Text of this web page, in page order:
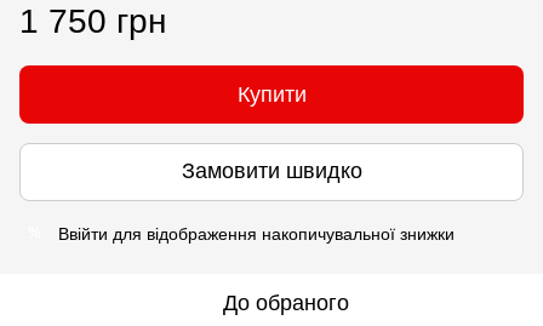
1 750 грн
Купити
Замовити швидко
Ввійти для відображення накопичувальної знижки
До обраного